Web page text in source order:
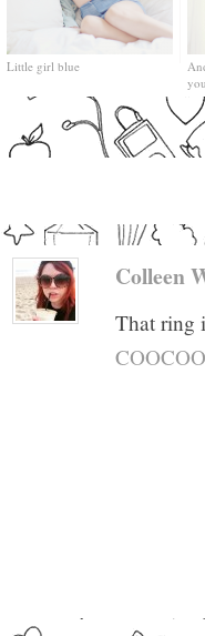
Little girl blue
Colleen
That ring